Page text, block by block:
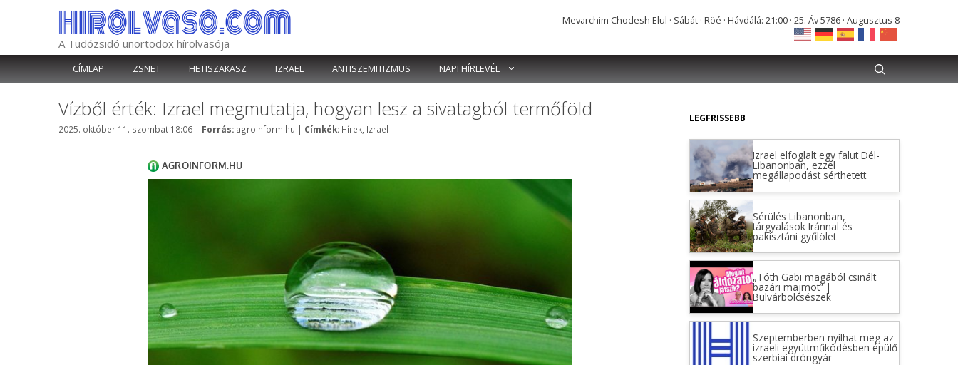
A Tudózsidó unortodox hírolvasója
Mevarchim Chodesh Elul · Sábát · Röé · Hávdálá: 21:00 · 25. Áv 5786 · Augusztus 8
CÍMLAP ZSNET HETISZAKASZ IZRAEL ANTISZEMITIZMUS NAPI HÍRLEVÉL
Vízből érték: Izrael megmutatja, hogyan lesz a sivatagból termőföld
2025. október 11. szombat 18:06 | Forrás: Kategória
agroinform.hu | Címkék: Címkék
Hírek Izrael
LEGFRISSEBB
Izrael elfoglalt egy falut Dél-
Libanonban, ezzel
megállapodást sérthetett
Sérülés Libanonban,
tárgyalások Iránnal és
pakisztáni gyűlölet
„Tóth Gabi magából csinált
bazári majmot” |
Bulvárbölcsészek
Szeptemberben nyílhat meg az
izraeli együttműködésben épülő
szerbiai dróngyár